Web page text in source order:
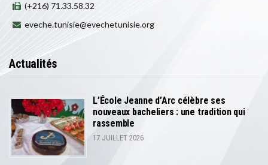
(+216) 71.33.58.32
eveche.tunisie@evechetunisie.org
Actualités
L’École Jeanne d’Arc célèbre ses
nouveaux bacheliers : une tradition qui
rassemble
17 JUILLET 2026